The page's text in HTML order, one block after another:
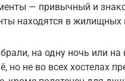
— привычный и
находятся в жилищных
на одну ночь или на
но не во всех хостелах